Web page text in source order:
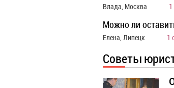
Влада, Москва
Можно ли
Елена, Липецк 1
Советы